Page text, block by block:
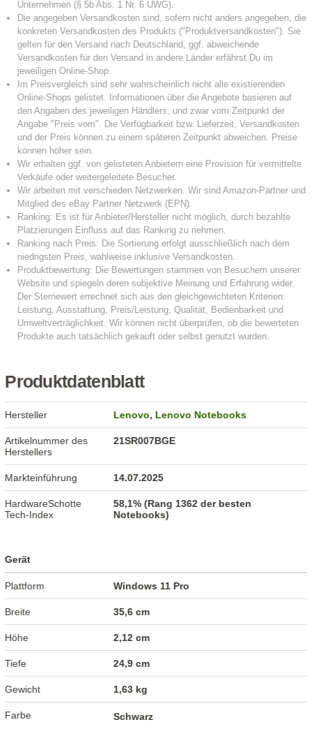
Produktdatenblatt
Hersteller Lenovo,Lenovo Notebooks
Artikelnummer des
Herstellers
21SR007BGE
Markteinführung 14.07.2025
HardwareSchotte
Tech-Index
58,1% (Rang 1362 der besten
Notebooks)
Gerät
Plattform Windows 11 Pro
Breite 35,6 cm
Höhe 2,12 cm
Tiefe 24,9 cm
Gewicht 1,63 kg
Farbe Schwarz